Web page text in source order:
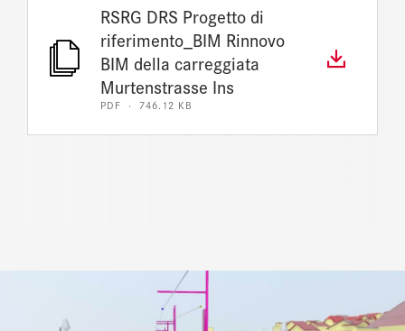
RSRG DRS Progetto di
riferimento_BIM Rinnovo
BIM della carreggiata
Murtenstrasse Ins
PDF · 746.12 KB